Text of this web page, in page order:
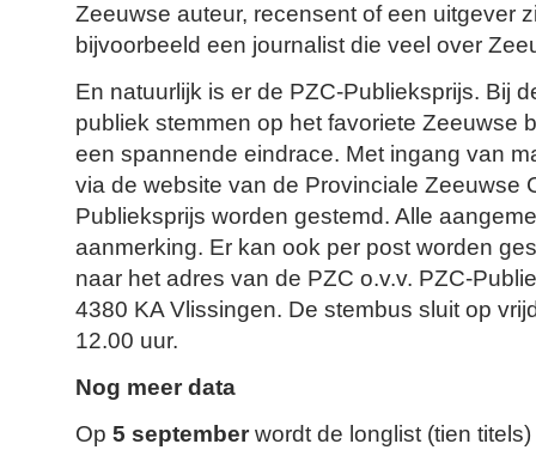
Zeeuwse auteur, recensent of een uitgever
bijvoorbeeld een journalist die veel over
En natuurlijk is er de PZC-Publieksprijs. Bij
publiek stemmen op het favoriete Zeeuwse
een spannende eindrace. Met ingang van
via de website van de Provinciale Zeeuwse
Publieksprijs worden gestemd. Alle
aanmerking. Er kan ook per post worden
naar het adres van de PZC o.v.v. PZC-
4380 KA Vlissingen. De stembus sluit op
12.00 uur.
Nog meer data
Op 5 september wordt de longlist (tien